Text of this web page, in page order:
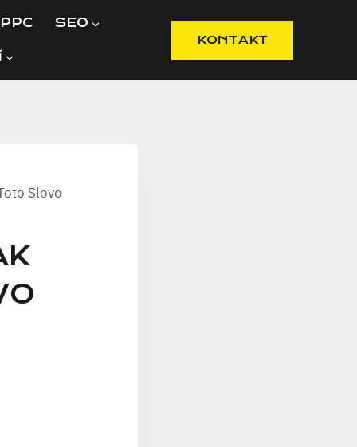
PPC SEO
KONTAKT
Slovo